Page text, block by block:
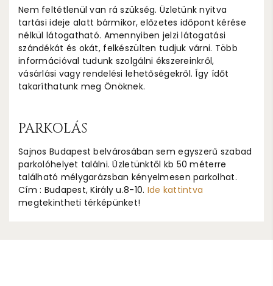
Nem feltétlenül van rá szükség. Üzletünk nyitva
tartási ideje alatt bármikor, előzetes időpont kérése
nélkül látogatható. Amennyiben jelzi látogatási
szándékát és okát, felkészülten tudjuk várni. Több
információval tudunk szolgálni ékszereinkről,
vásárlási vagy rendelési lehetőségekről. Így ídőt
takaríthatunk meg Önöknek.
PARKOLÁS
Sajnos Budapest belvárosában sem egyszerű szabad
parkolóhelyet találni. Üzletünktől kb 50 méterre
található mélygarázsban kényelmesen parkolhat.
Cím : Budapest, Király u.8-10. Ide kattintva
megtekintheti térképünket!